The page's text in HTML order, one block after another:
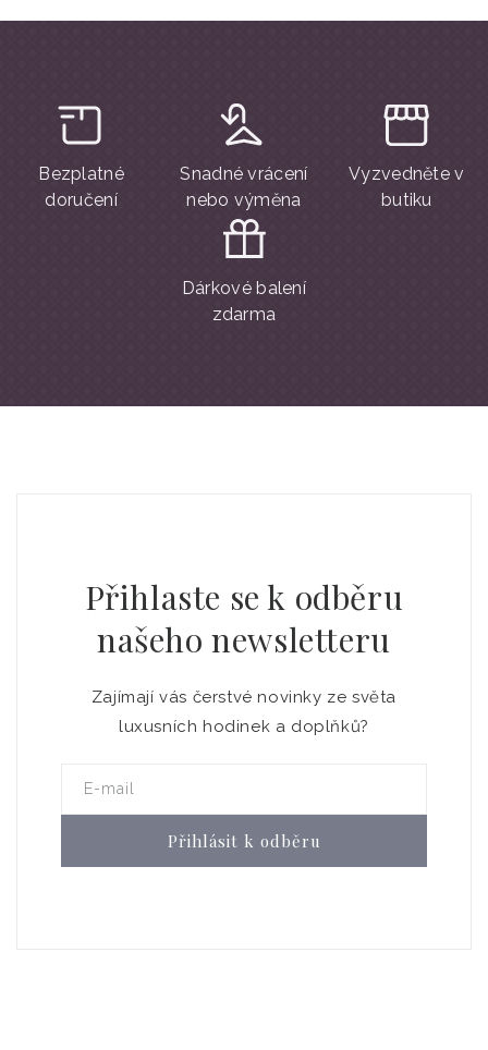
Bezplatné
doručení
Snadné vrácení
nebo výměna
Vyzvedněte v
butiku
Dárkové balení
zdarma
Přihlaste se k odběru
našeho newsletteru
Zajímají vás čerstvé novinky ze světa
luxusních hodinek a doplňků?
E-mail
Přihlásit k odběru